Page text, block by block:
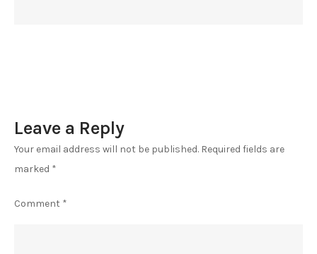
Leave a Reply
Your email address will not be published. Required fields are
marked *
Comment *